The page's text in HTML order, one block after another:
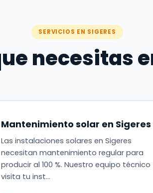
SERVICIOS EN SIGERES
necesitas
Mantenimiento solar en Sigeres
Las instalaciones solares en Sigeres
necesitan mantenimiento regular para
producir al 100 %. Nuestro equipo técnico
visita tu inst…